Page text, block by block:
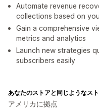
Automate revenue
collections based on
Gain a comprehensive
metrics and analytics
Launch new strategies
subscribers easily
あなたのストアと同じようなス
アメリカに拠点